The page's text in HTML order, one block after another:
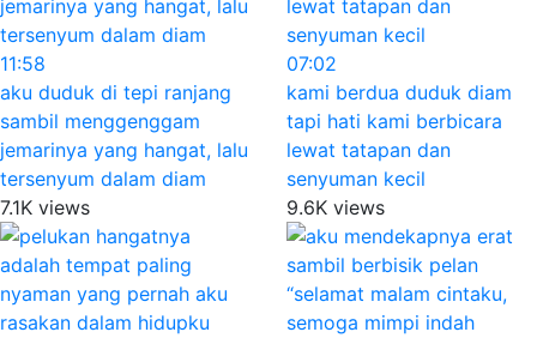
11:58
aku duduk di tepi ranjang
sambil menggenggam
jemarinya yang hangat, lalu
tersenyum dalam diam
7.1K views
07:02
kami berdua duduk diam
tapi hati kami berbicara
lewat tatapan dan
senyuman kecil
9.6K views